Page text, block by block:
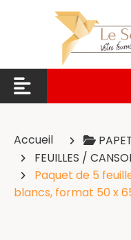
Accueil
FEUILLES /
Paquet de 5
blancs, format 50 x